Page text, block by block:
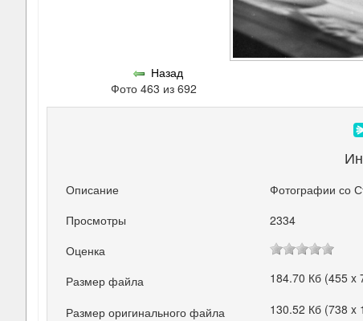
Назад
Фото 463 из 692
Описание
Фотографии со
Просмотры
2334
Оценка
Размер файла
184.70 Кб (455 x
Размер оригинального файла 130.52 Кб (738 x